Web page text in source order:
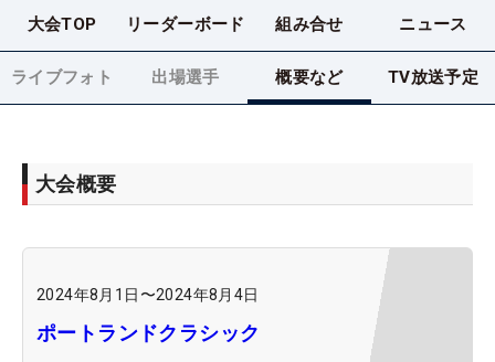
大会TOP リーダーボード 組み合せ ニュース
ライブフォト 出場選手 概要など TV放送予定
大会概要
2024年8月1日 〜2024年8月4日
ポートランドクラシック